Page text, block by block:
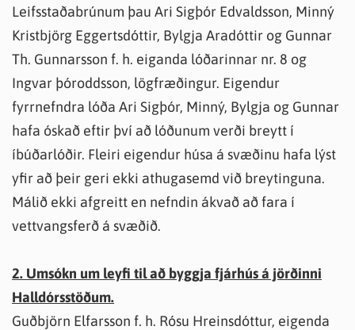
Leifsstaðabrúnum þau Ari Sigþór Edvaldsson, Minný
Kristbjörg Eggertsdóttir, Bylgja Aradóttir og Gunnar
Th. Gunnarsson f. h. eiganda lóðarinnar nr. 8 og
Ingvar þóroddsson, lögfræðingur. Eigendur
fyrrnefndra lóða Ari Sigþór, Minný, Bylgja og Gunnar
hafa óskað eftir því að lóðunum verði breytt í
íbúðarlóðir. Fleiri eigendur húsa á svæðinu hafa lýst
yfir að þeir geri ekki athugasemd við breytinguna.
Málið ekki afgreitt en nefndin ákvað að fara í
vettvangsferð á svæðið.
2. Umsókn um leyfi til að byggja fjárhús á jörðinni
Halldórsstöðum.
Guðbjörn Elfarsson f. h. Rósu Hreinsdóttur, eigenda